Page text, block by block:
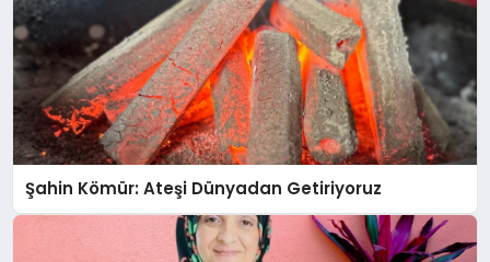
Şahin Kömür: Ateşi Dünyadan Getiriyoruz